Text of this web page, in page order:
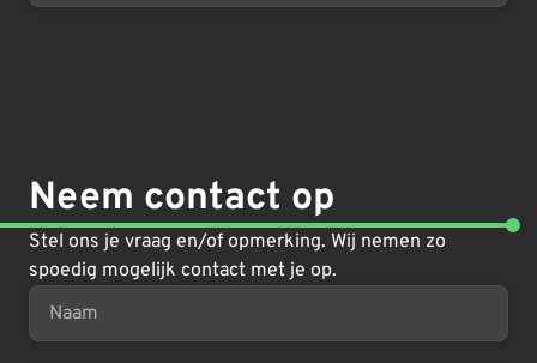
Neem contact op
Stel ons je vraag en/of opmerking. Wij nemen zo
spoedig mogelijk contact met je op.